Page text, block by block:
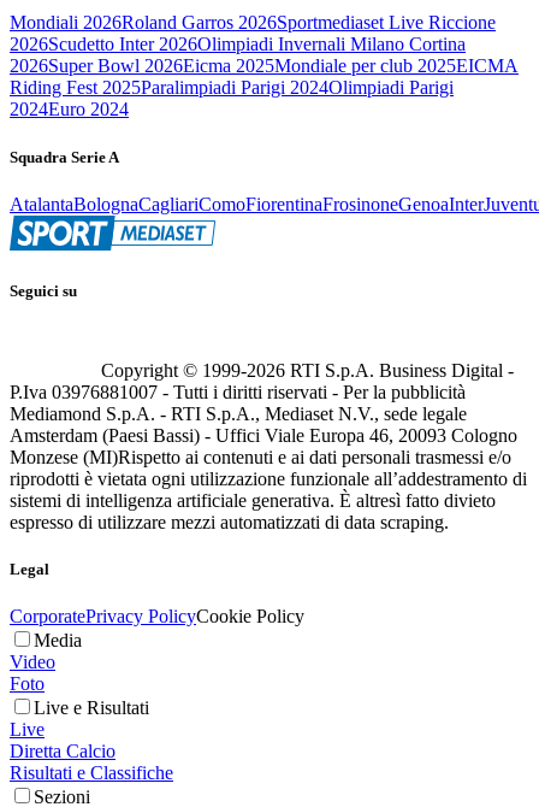
Mondiali 2026Roland Garros 2026Sportmediaset Live Riccione
2026Scudetto Inter 2026Olimpiadi Invernali Milano Cortina
2026Super Bowl 2026Eicma 2025Mondiale per club 2025EICMA
Riding Fest 2025Paralimpiadi Parigi 2024Olimpiadi Parigi
2024Euro 2024
Squadra Serie A
AtalantaBolognaCagliariComoFiorentinaFrosinoneGenoaInter
Seguici su
Copyright © 1999-2026 RTI S.p.A. Business Digital -
P.Iva 03976881007 - Tutti i diritti riservati - Per la pubblicità
Mediamond S.p.A. - RTI S.p.A., Mediaset N.V., sede legale
Amsterdam (Paesi Bassi) - Uffici Viale Europa 46, 20093 Cologno
Monzese (MI)Rispetto ai contenuti e ai dati personali trasmessi e/o
riprodotti è vietata ogni utilizzazione funzionale all’addestramento di
sistemi di intelligenza artificiale generativa. È altresì fatto divieto
espresso di utilizzare mezzi automatizzati di data scraping.
Legal
CorporatePrivacy PolicyCookie Policy
Media
Video
Foto
Live e Risultati
Live
Diretta Calcio
Risultati e Classifiche
Sezioni